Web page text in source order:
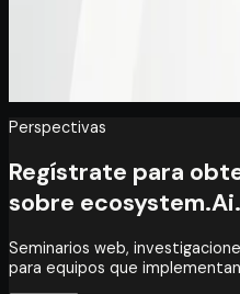
Perspectivas
Regístrate para
sobre ecosystem.Ai.
Seminarios web,
para equipos que